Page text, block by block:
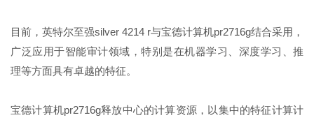
目前，英特尔至强silver 4214 r与宝德计算机pr2716g结合采用，
广泛应用于智能审计领域，特别是在机器学习、深度学习、推
理等方面具有卓越的特征。
宝德计算机pr2716g释放中心的计算资源，以集中的特征计算计